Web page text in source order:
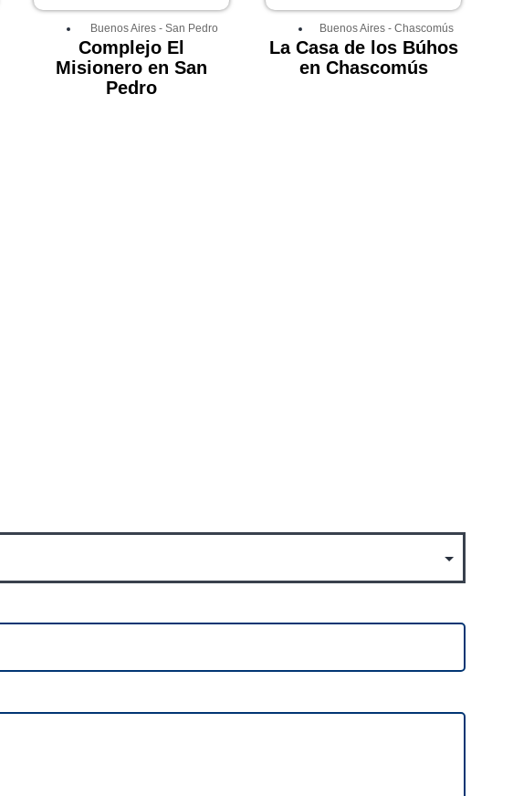
Buenos Aires - San Pedro
Complejo El
Misionero en San
Pedro
Buenos Aires- Chascomús
La Casa de los Búhos
en Chascomús